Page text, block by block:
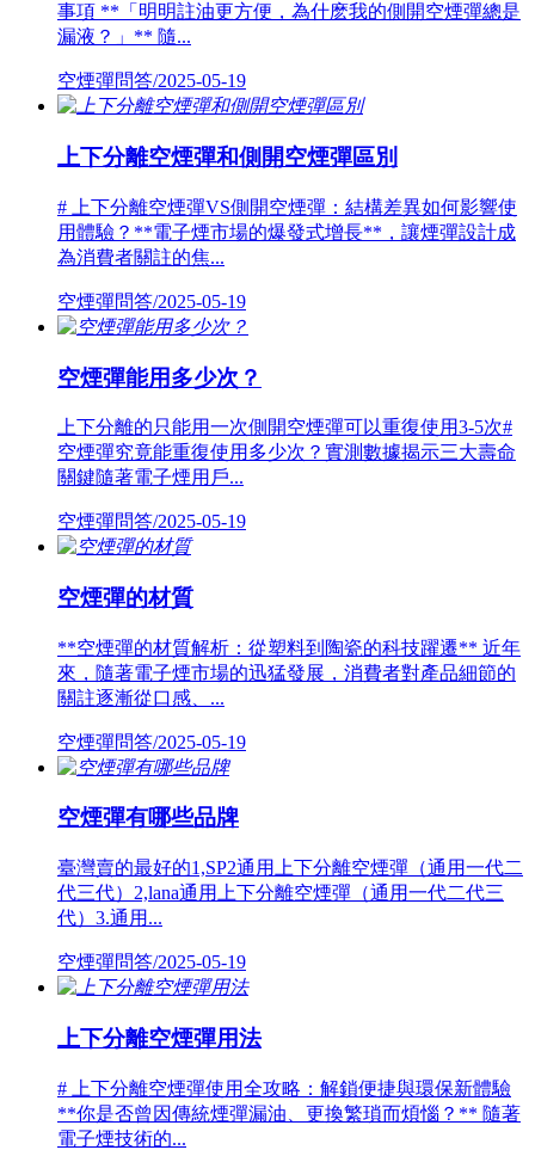
事項 **「明明註油更方便，為什麽我的側開空煙彈總是
漏液？」** 隨...
空煙彈問答/2025-05-19
上下分離空煙彈和側開空煙彈區別
# 上下分離空煙彈VS側開空煙彈：結構差異如何影響使
用體驗？**電子煙市場的爆發式增長**，讓煙彈設計成
為消費者關註的焦...
空煙彈問答/2025-05-19
空煙彈能用多少次？
上下分離的只能用一次側開空煙彈可以重復使用3-5次#
空煙彈究竟能重復使用多少次？實測數據揭示三大壽命
關鍵隨著電子煙用戶...
空煙彈問答/2025-05-19
空煙彈的材質
**空煙彈的材質解析：從塑料到陶瓷的科技躍遷** 近年
來，隨著電子煙市場的迅猛發展，消費者對產品細節的
關註逐漸從口感、...
空煙彈問答/2025-05-19
空煙彈有哪些品牌
臺灣賣的最好的1,SP2通用上下分離空煙彈（通用一代二
代三代）2,lana通用上下分離空煙彈（通用一代二代三
代）3.通用...
空煙彈問答/2025-05-19
上下分離空煙彈用法
# 上下分離空煙彈使用全攻略：解鎖便捷與環保新體驗
**你是否曾因傳統煙彈漏油、更換繁瑣而煩惱？** 隨著
電子煙技術的...